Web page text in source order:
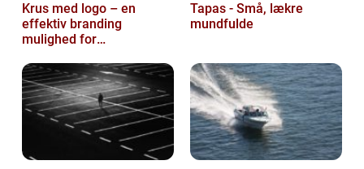
Krus med logo – en
effektiv branding
mulighed for
Tapas - Små, lækre
mundfulde